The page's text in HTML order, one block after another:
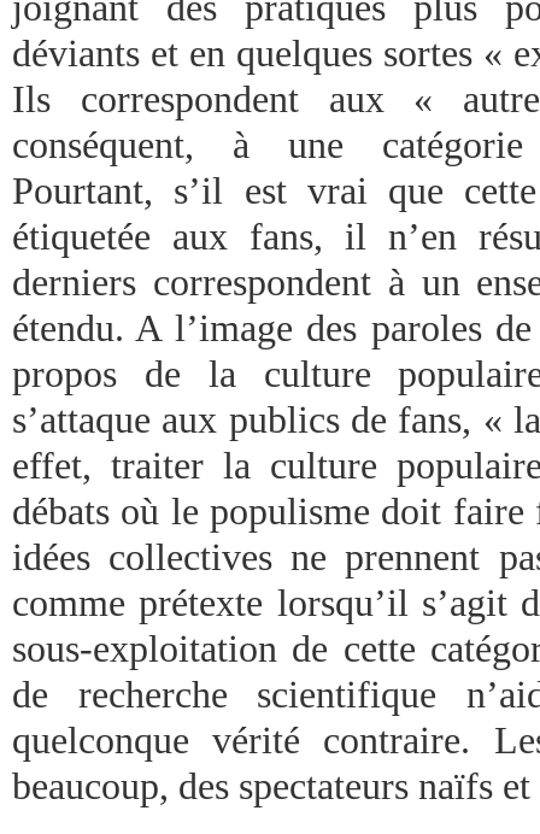
déviants et en quelques sortes «
Ils correspondent aux «
conséquent, à une
Pourtant, s’il est vrai que
étiquetée aux fans, il n’en
derniers correspondent à un
étendu. A l’image des paroles
propos de la culture
s’attaque aux publics de fans, «
effet, traiter la culture
débats où le populisme doit
idées collectives ne prennent
comme prétexte lorsqu’il s’agit
sous-exploitation de cette
de recherche scientifique
quelconque vérité contraire.
beaucoup, des spectateurs naïfs